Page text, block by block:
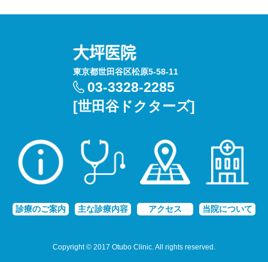
東京都世田谷区松原5-58-11
03-3328-2285
[世田谷ドクターズ]
診療のご案内 主な診療内容 アクセス 当院について
Copyright © 2017 Otubo Clinic. All rights reserved.